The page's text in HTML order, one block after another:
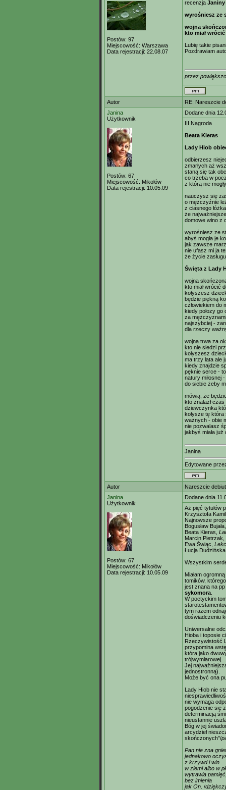
Postów: 97
Miejscowość: Warszawa
Data rejestracji: 22.08.07
recenzja Janiny
wyrośniesz ze
wojna
kto miał
Lubię takie
Pozdrawiam
przez
Autor
RE: Nareszcie
Janina
Użytkownik
Postów: 67
Miejscowość: Mikołów
Data rejestracji: 10.05.09
Dodane dnia
III Nagroda
Beata Kieras
Lady Hiob
odbierzesz
zmarłych aż
staną się tak
co trzeba w
z którą nie
nauczysz się
o mężczyźnie
z ciasnego
że
domowe wino z
wyrośniesz ze
abyś mogła je
jak zawsze
nie ufasz mi ja
że życie
Święta z Lady
wojna
kto miał wrócić
kołyszesz
będzie piękną
człowiekiem do
kiedy połozy go
za
najszybciej -
dla rzeczy
wojna trwa za
kto nie siedzi
kołyszesz
ma trzy lata ale
kiedy znajdzie
pęknie serce -
natury miłosnej
do siebie żeby
mówią, że
kto znalazł
dziewczynka
kołysze tę która
ważnych - obie
nie pozwalasz
jakbyś miała już
Janina
Edytowane
Autor
Nareszcie
Janina
Użytkownik
Postów: 67
Miejscowość: Mikołów
Data rejestracji: 10.05.09
Dodane dnia
Aż pięć tytułów
Krzysztofa
Najnowsze
Bogusław
Beata Kieras,
Marcin Pietrzak,
Ewa Świąc,
Łucja
Wszystkim
Miałam
tomików,
jest znana na
sykomora
W poetyckim
tym razem
doświadczeniu
Uniwersalne
Hioba i toposie
Rzeczywistość
przypomina
która jako
trójwymiarowej.
Jej
jednostronną).
Może być ona
Lady Hiob nie
nie wymaga
pogodzenie się
determinacją
nieustannie
Bóg w jej
arcydzieł
skończonych"/
Pan nie zna
jednakowo
z krzywd i win.
w ziemi albo w
wytrawia
bez imienia
jak On . /